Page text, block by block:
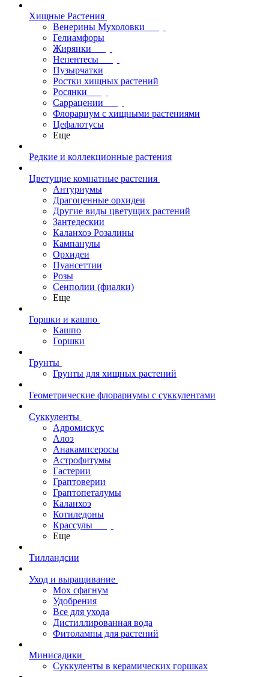
Хищные Растения
Венерины Мухоловки
Гелиамфоры
Жирянки
Непентесы
Пузырчатки
Ростки хищных растений
Росянки
Саррацении
Флорариум с хищными растениями
Цефалотусы
Еще
Редкие и коллекционные растения
Цветущие комнатные растения
Антуриумы
Драгоценные орхидеи
Другие виды цветущих растений
Зантедескии
Каланхоэ Розалины
Кампанулы
Орхидеи
Пуансеттии
Розы
Сенполии (фиалки)
Еще
Горшки и кашпо
Кашпо
Горшки
Грунты
Грунты для хищных растений
Геометрические флорариумы с суккулентами
Суккуленты
Адромискус
Алоэ
Анакампсеросы
Астрофитумы
Гастерии
Граптоверии
Граптопеталумы
Каланхоэ
Котиледоны
Крассулы
Еще
Тилландсии
Уход и выращивание
Мох сфагнум
Удобрения
Все для ухода
Дистиллированная вода
Фитолампы для растений
Минисадики
Суккуленты в керамических горшках